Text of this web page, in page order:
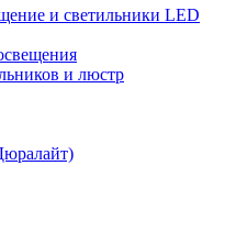
и светильники LED
и люстр